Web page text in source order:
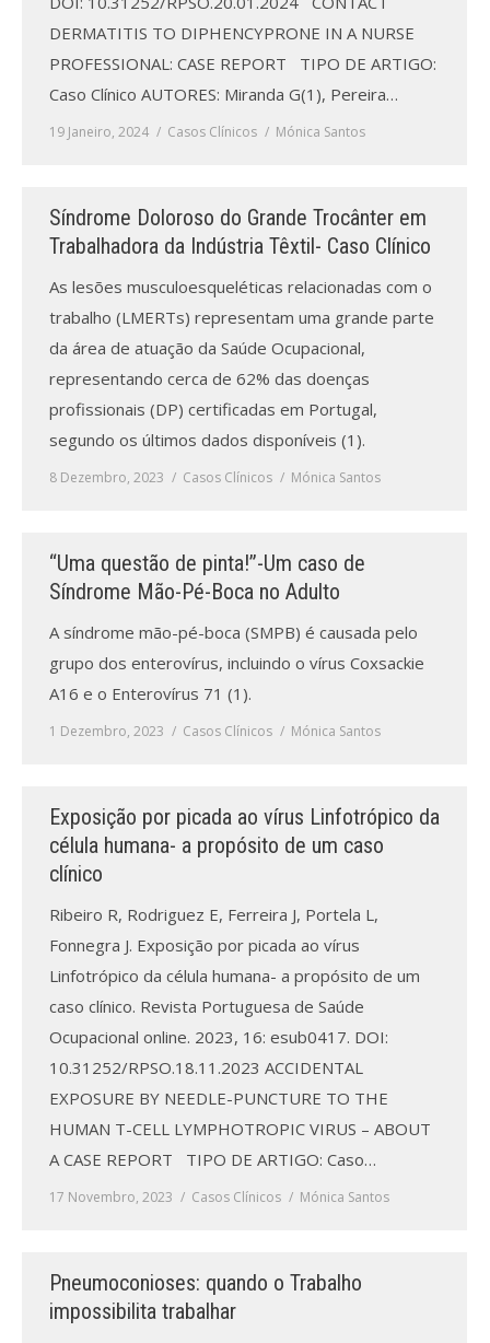
DERMATITIS TO DIPHENCYPRONE IN A NURSE
PROFESSIONAL: CASE REPORT TIPO DE ARTIGO:
Caso Clínico AUTORES: Miranda G(1), Pereira…
19 Janeiro, 2024 Casos Clínicos Mónica Santos
Síndrome Doloroso do Grande Trocânter em
Trabalhadora da Indústria Têxtil- Caso Clínico
As lesões musculoesqueléticas relacionadas com o
trabalho (LMERTs) representam uma grande parte
da área de atuação da Saúde Ocupacional,
representando cerca de 62% das doenças
profissionais (DP) certificadas em Portugal,
segundo os últimos dados disponíveis (1).
8 Dezembro, 2023 Casos Clínicos Mónica Santos
“Uma questão de pinta!”-Um caso de
Síndrome Mão-Pé-Boca no Adulto
A síndrome mão-pé-boca (SMPB) é causada pelo
grupo dos enterovírus, incluindo o vírus Coxsackie
A16 e o Enterovírus 71 (1).
1 Dezembro, 2023 Casos Clínicos Mónica Santos
Exposição por picada ao vírus Linfotrópico da
célula humana- a propósito de um caso
clínico
Ribeiro R, Rodriguez E, Ferreira J, Portela L,
Fonnegra J. Exposição por picada ao vírus
Linfotrópico da célula humana- a propósito de um
caso clínico. Revista Portuguesa de Saúde
Ocupacional online. 2023, 16: esub0417. DOI:
10.31252/RPSO.18.11.2023 ACCIDENTAL
EXPOSURE BY NEEDLE-PUNCTURE TO THE
HUMAN T-CELL LYMPHOTROPIC VIRUS – ABOUT
A CASE REPORT TIPO DE ARTIGO: Caso…
17 Novembro, 2023 Casos Clínicos Mónica Santos
Pneumoconioses: quando o Trabalho
impossibilita trabalhar